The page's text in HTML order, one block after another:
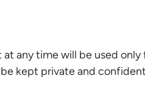
any time will be used
kept private and